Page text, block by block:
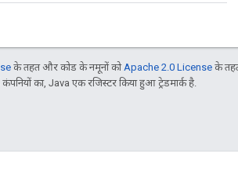
के तहत और कोड के नमूनों को Apache 2.0 License के
का, Java एक रजिस्टर किया हुआ ट्रेडमार्क है.